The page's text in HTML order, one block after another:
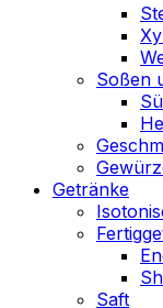
Soßen
Getränke
Saft